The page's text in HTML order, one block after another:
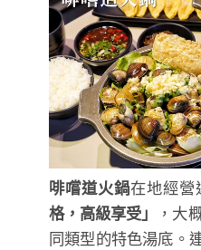
啡嚐道火鍋在地經營
格，高級享受」
，大
同類型的特色湯底。